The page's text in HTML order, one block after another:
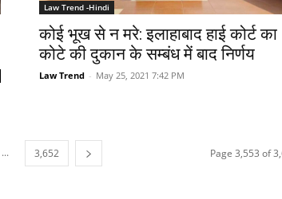
Law Trend -Hindi
कोई भूख से न मरे: इलाहाबाद हाई कोर्ट का
कोटे की दुकान के सम्बंध में बाद निर्णय
Law Trend - May 25, 2021 7:42 PM
... 3,652 Page 3,553 of